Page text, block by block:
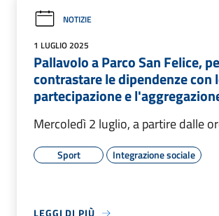
NOTIZIE
1 LUGLIO 2025
Pallavolo a Parco San Felice,
contrastare le dipendenze con
partecipazione e
Mercoledì 2 luglio, a partire dalle
Sport Integrazione sociale
LEGGI DI PIÙ